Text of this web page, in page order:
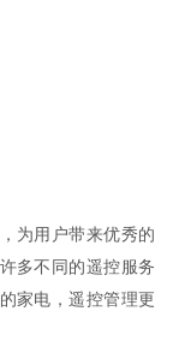
为用户带来优秀的
多不同的遥控服务
家电，遥控管理更